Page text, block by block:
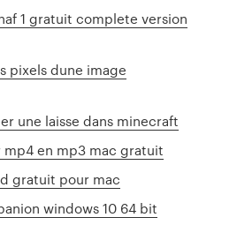
1 gratuit complete version
pixels dune image
une laisse dans minecraft
mp4 en mp3 mac gratuit
gratuit pour mac
windows 10 64 bit